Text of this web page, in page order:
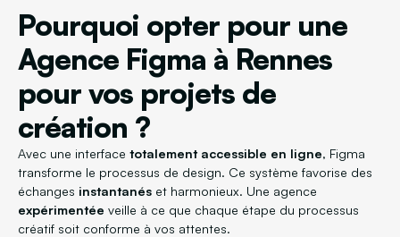
Pourquoi opter pour une
Agence Figma à Rennes
pour vos projets de
création ?
Avec une interface totalement accessible en ligne, Figma
transforme le processus de design. Ce système favorise des
échanges instantanés et harmonieux. Une agence
expérimentée veille à ce que chaque étape du processus
créatif soit conforme à vos attentes.